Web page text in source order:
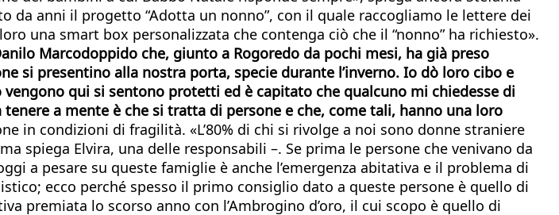
anni il progetto “Adotta un nonno”, con il quale raccogliamo le lettere dei
una smart box personalizzata che contenga ciò che il “nonno” ha richiesto».
Marcodoppido che, giunto a Rogoredo da pochi mesi, ha già preso
si presentino alla nostra porta, specie durante l’inverno. Io dò loro cibo e
qui si sentono protetti ed è capitato che qualcuno mi chiedesse di
a mente è che si tratta di persone e che, come tali, hanno una loro
in condizioni di fragilità. «L’80% di chi si rivolge a noi sono donne straniere
spiega Elvira, una delle responsabili –. Se prima le persone che venivano da
a pesare su queste famiglie è anche l’emergenza abitativa e il problema di
ecco perché spesso il primo consiglio dato a queste persone è quello di
premiata lo scorso anno con l’Ambrogino d’oro, il cui scopo è quello di